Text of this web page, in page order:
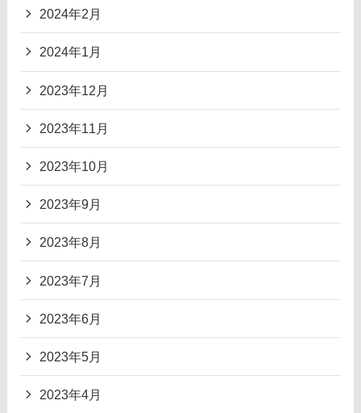
2024年2月
2024年1月
2023年12月
2023年11月
2023年10月
2023年9月
2023年8月
2023年7月
2023年6月
2023年5月
2023年4月